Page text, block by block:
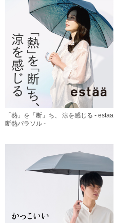
「熱」を「断」ち、 涼を感じる - estaa
断熱パラソル -